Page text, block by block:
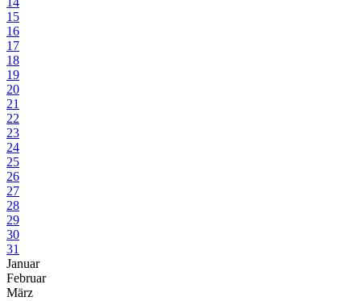
15
16
17
18
19
20
21
22
23
24
25
26
27
28
29
30
31
Januar
Februar
März